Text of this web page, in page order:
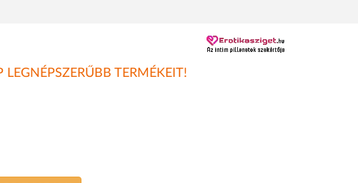
TERMÉKEIT!